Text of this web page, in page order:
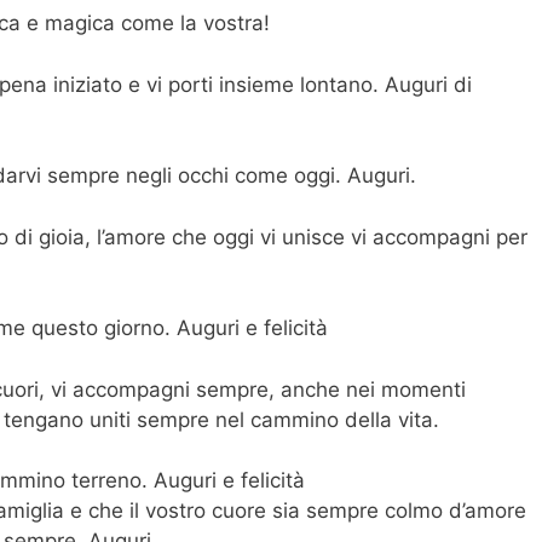
e magica come la vostra!
iniziato e vi porti insieme lontano. Auguri di
sempre negli occhi come oggi. Auguri.
gioia, l’amore che oggi vi unisce vi accompagni per
questo giorno. Auguri e felicità
vi accompagni sempre, anche nei momenti
uniti sempre nel cammino della vita.
terreno. Auguri e felicità
e che il vostro cuore sia sempre colmo d’amore